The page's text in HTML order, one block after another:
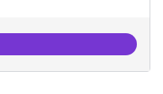
la plaça